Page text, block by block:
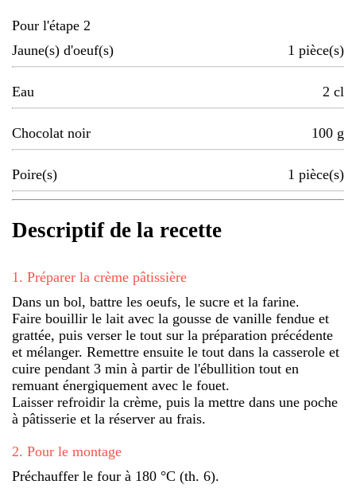
Pour l'étape 2
Jaune(s) d'oeuf(s)
1 pièce(s)
Eau 2 cl
Chocolat noir 100 g
Poire(s) 1 pièce(s)
Descriptif de la recette
1 . Préparer la crème pâtissière
Dans un bol, battre les oeufs, le sucre et la farine.
Faire bouillir le lait avec la gousse de vanille fendue et
grattée, puis verser le tout sur la préparation précédente
et mélanger. Remettre ensuite le tout dans la casserole et
cuire pendant 3 min à partir de l'ébullition tout en
remuant énergiquement avec le fouet.
Laisser refroidir la crème, puis la mettre dans une poche
à pâtisserie et la réserver au frais.
2. Pour le montage
Préchauffer le four à 180 °C (th. 6).